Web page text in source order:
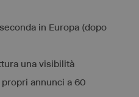
in Europa (dopo
una visibilità
annunci a 60